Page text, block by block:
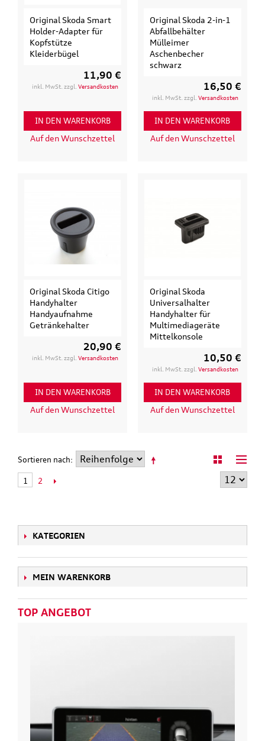
Original Skoda Smart
Holder-Adapter für
Kopfstütze
Kleiderbügel
11,90 €
inkl. MwSt. zzgl.Versandkosten
IN DEN WARENKORB
Auf den Wunschzettel
Original Skoda 2-in-1
Abfallbehälter
Mülleimer
Aschenbecher
schwarz
16,50 €
inkl. MwSt. zzgl. Versandkosten
IN DEN WARENKORB
Auf den Wunschzettel
Original Skoda Citigo
Handyhalter
Handyaufnahme
Getränkehalter
20,90 €
inkl. MwSt. zzgl.Versandkosten
IN DEN WARENKORB
Auf den Wunschzettel
Original Skoda
Universalhalter
Handyhalter für
Multimediageräte
Mittelkonsole
10,50 €
inkl. MwSt. zzgl. Versandkosten
IN DEN WARENKORB
Auf den Wunschzettel
Sortieren nach
1 2
KATEGORIEN
MEIN WARENKORB
TOP ANGEBOT